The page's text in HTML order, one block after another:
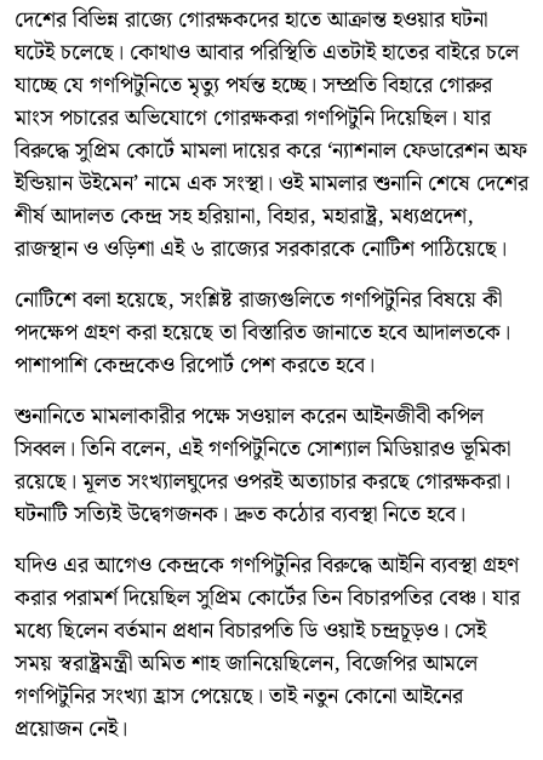
দেশের বিভিন্ন রাজ্যে গোরক্ষকদের হাতে আক্রান্ত হওয়ার ঘটনা
ঘটেই চলেছে। কোথাও আবার পরিস্থিতি এতটাই হাতের বাইরে চলে
যাচ্ছে যে গণপিটুনিতে মৃত্যু পর্যন্ত হচ্ছে। সম্প্রতি বিহারে গোরুর
মাংস পচারের অভিযোগে গোরক্ষকরা গণপিটুনি দিয়েছিল। যার
বিরুদ্ধে সুপ্রিম কোর্টে মামলা দায়ের করে ‘ন্যাশনাল ফেডারেশন অফ
ইন্ডিয়ান উইমেন’ নামে এক সংস্থা। ওই মামলার শুনানি শেষে দেশের
শীর্ষ আদালত কেন্দ্র সহ হরিয়ানা, বিহার, মহারাষ্ট্র, মধ্যপ্রদেশ,
রাজস্থান ও ওড়িশা এই ৬ রাজ্যের সরকারকে নোটিশ পাঠিয়েছে।
নোটিশে বলা হয়েছে, সংশ্লিষ্ট রাজ্যগুলিতে গণপিটুনির বিষয়ে কী
পদক্ষেপ গ্রহণ করা হয়েছে তা বিস্তারিত জানাতে হবে আদালতকে।
পাশাপাশি কেন্দ্রকেও রিপোর্ট পেশ করতে হবে।
শুনানিতে মামলাকারীর পক্ষে সওয়াল করেন আইনজীবী কপিল
সিব্বল। তিনি বলেন, এই গণপিটুনিতে সোশ্যাল মিডিয়ারও ভূমিকা
রয়েছে। মূলত সংখ্যালঘুদের ওপরই অত্যাচার করছে গোরক্ষকরা।
ঘটনাটি সত্যিই উদ্বেগজনক। দ্রুত কঠোর ব্যবস্থা নিতে হবে।
যদিও এর আগেও কেন্দ্রকে গণপিটুনির বিরুদ্ধে আইনি ব্যবস্থা গ্রহণ
করার পরামর্শ দিয়েছিল সুপ্রিম কোর্টের তিন বিচারপতির বেঞ্চ। যার
মধ্যে ছিলেন বর্তমান প্রধান বিচারপতি ডি ওয়াই চন্দ্রচূড়ও। সেই
সময় স্বরাষ্ট্রমন্ত্রী অমিত শাহ জানিয়েছিলেন, বিজেপির আমলে
গণপিটুনির সংখ্যা হ্রাস পেয়েছে। তাই নতুন কোনো আইনের
প্রয়োজন নেই।